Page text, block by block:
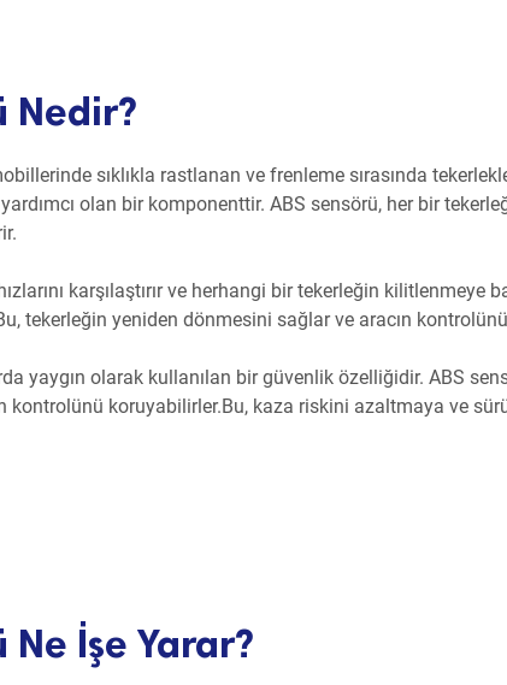
Nedir?
sıklıkla rastlanan ve frenleme sırasında
olan bir komponenttir. ABS sensörü, her bir
karşılaştırır ve herhangi bir tekerleğin kilitlenmeye
Bu, tekerleğin yeniden dönmesini sağlar ve aracın
yaygın olarak kullanılan bir güvenlik özelliğidir. ABS
kontrolünü koruyabilirler.Bu, kaza riskini azaltmaya ve
Ne İşe Yarar?